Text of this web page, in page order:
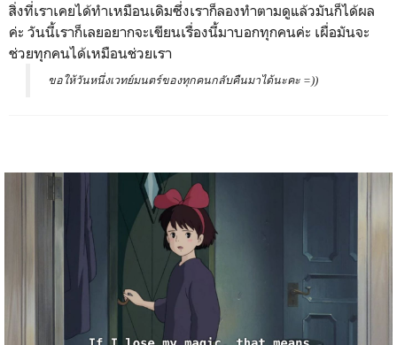
สิ่งที่เราเคยได้ทำเหมือนเดิมซึ่งเราก็ลองทำตามดูแล้วมันก็ได้ผล
ค่ะ วันนี้เราก็เลยอยากจะเขียนเรื่องนี้มาบอกทุกคนค่ะ เผื่อมันจะ
ช่วยทุกคนได้เหมือนช่วยเรา
ขอให้วันหนึ่งเวทย์มนตร์ของทุกคนกลับคืนมาได้นะคะ =))